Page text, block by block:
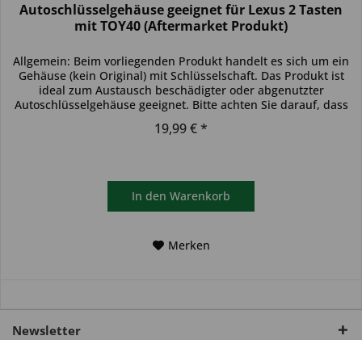
Autoschlüsselgehäuse geeignet für Lexus 2 Tasten
mit TOY40 (Aftermarket Produkt)
Allgemein: Beim vorliegenden Produkt handelt es sich um ein
Gehäuse (kein Original) mit Schlüsselschaft. Das Produkt ist
ideal zum Austausch beschädigter oder abgenutzter
Autoschlüsselgehäuse geeignet. Bitte achten Sie darauf, dass
19,99 € *
In den Warenkorb
Merken
Newsletter